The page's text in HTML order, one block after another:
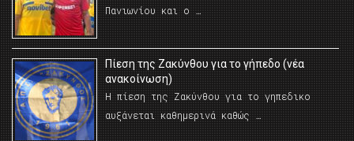
Πανιωνίου και ο …
Πίεση της Ζακύνθου για το γήπεδο (νέα
ανακοίνωση)
Η πίεση της Ζακύνθου για το γηπεδικο
αυξάνεται καθημερινά καθώς …